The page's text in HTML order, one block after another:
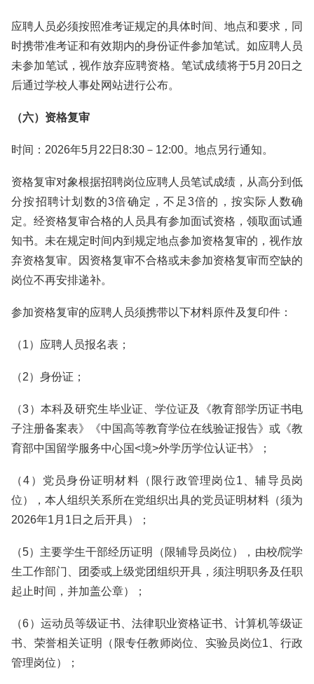
应聘人员必须按照准考证规定的具体时间、地点和要求，同
时携带准考证和有效期内的身份证件参加笔试。如应聘人员
未参加笔试，视作放弃应聘资格。笔试成绩将于5月20日之
后通过学校人事处网站进行公布。
（六）资格复审
时间：2026年5月22日8:30－12:00。地点另行通知。
资格复审对象根据招聘岗位应聘人员笔试成绩，从高分到低
分按招聘计划数的3倍确定，不足3倍的，按实际人数确
定。经资格复审合格的人员具有参加面试资格，领取面试通
知书。未在规定时间内到规定地点参加资格复审的，视作放
弃资格复审。因资格复审不合格或未参加资格复审而空缺的
岗位不再安排递补。
参加资格复审的应聘人员须携带以下材料原件及复印件：
（1）应聘人员报名表；
（2）身份证；
（3）本科及研究生毕业证、学位证及《教育部学历证书电
子注册备案表》《中国高等教育学位在线验证报告》或《教
育部中国留学服务中心国<境>外学历学位认证书》；
（4）党员身份证明材料（限行政管理岗位1、辅导员岗
位），本人组织关系所在党组织出具的党员证明材料（须为
2026年1月1日之后开具）；
（5）主要学生干部经历证明（限辅导员岗位），由校/院学
生工作部门、团委或上级党团组织开具，须注明‌职务及任职
起止时间，并加盖公章）；
（6）运动员等级证书、法律职业资格证书、计算机等级证
书、荣誉相关证明（限专任教师岗位、实验员岗位1、行政
管理岗位）；